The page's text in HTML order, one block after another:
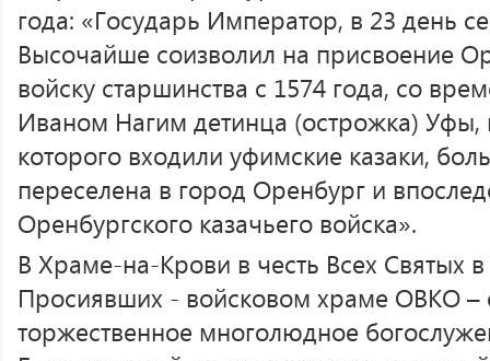
года: «Государь Император, в 23 день
Высочайше соизволил на присвоение
войску старшинства с 1574 года, со
Иваном Нагим детинца (острожка) Уфы,
которого входили уфимские казаки,
переселена в город Оренбург и
Оренбургского казачьего войска».
В Храме-на-Крови в честь Всех Святых
Просиявших - войсковом храме ОВКО –
торжественное многолюдное